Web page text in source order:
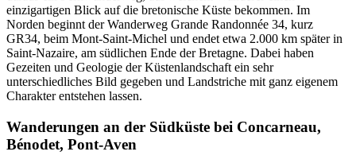
einzigartigen Blick auf die bretonische Küste bekommen. Im
Norden beginnt der Wanderweg Grande Randonnée 34, kurz
GR34, beim Mont-Saint-Michel und endet etwa 2.000 km später in
Saint-Nazaire, am südlichen Ende der Bretagne. Dabei haben
Gezeiten und Geologie der Küstenlandschaft ein sehr
unterschiedliches Bild gegeben und Landstriche mit ganz eigenem
Charakter entstehen lassen.
Wanderungen an der Südküste bei Concarneau,
Bénodet, Pont-Aven